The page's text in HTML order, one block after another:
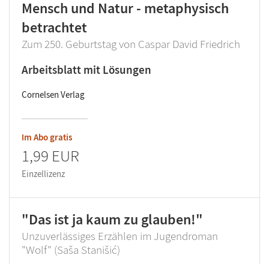
Mensch und Natur - metaphysisch
betrachtet
Zum 250. Geburtstag von Caspar David Friedrich
Arbeitsblatt mit Lösungen
Cornelsen Verlag
Im Abo gratis
1,99 EUR
Einzellizenz
"Das ist ja kaum zu glauben!"
Unzuverlässiges Erzählen im Jugendroman
"Wolf" (Saša Stanišić)